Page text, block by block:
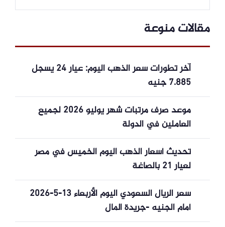
مقالات منوعة
آخر تطورات سعر الذهب اليوم: عيار 24 يسجل
7.885 جنيه
موعد صرف مرتبات شهر يوليو 2026 لجميع
العاملين في الدولة
تحديث أسعار الذهب اليوم الخميس في مصر
لعيار 21 بالصاغة
سعر الريال السعودي اليوم الأربعاء 13-5-2026
أمام الجنيه -جريدة المال